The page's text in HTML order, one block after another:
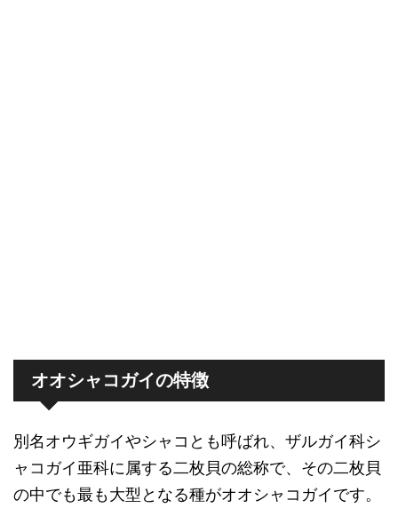
オオシャコガイの特徴
別名オウギガイやシャコとも呼ばれ、ザルガイ科シ
ャコガイ亜科に属する二枚貝の総称で、その二枚貝
の中でも最も大型となる種がオオシャコガイです。